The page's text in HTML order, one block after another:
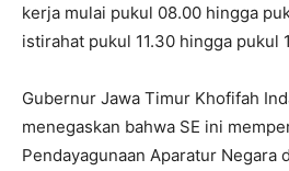
kerja mulai pukul 08.00 hingga
istirahat pukul 11.30 hingga pukul
Gubernur Jawa Timur Khofifah
menegaskan bahwa SE ini
Pendayagunaan Aparatur Negara